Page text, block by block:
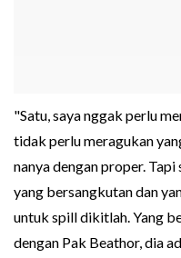
"Satu, saya nggak perlu
tidak perlu meragukan
nanya dengan proper. Tapi
yang bersangkutan dan
untuk spill dikitlah. Yang
dengan Pak Beathor, dia